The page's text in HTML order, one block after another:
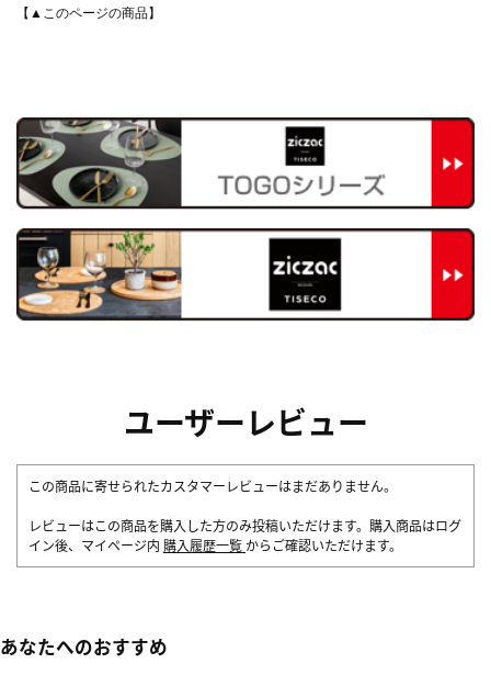
【▲このページの商品】
ユーザーレビュー
この商品に寄せられたカスタマーレビューはまだありません。
レビューはこの商品を購入した方のみ投稿いただけます。購入商品はログ
イン後、マイページ内 購入履歴一覧 からご確認いただけます。
あなたへのおすすめ